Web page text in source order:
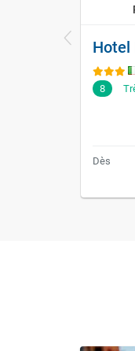
Hotel
8
Dès